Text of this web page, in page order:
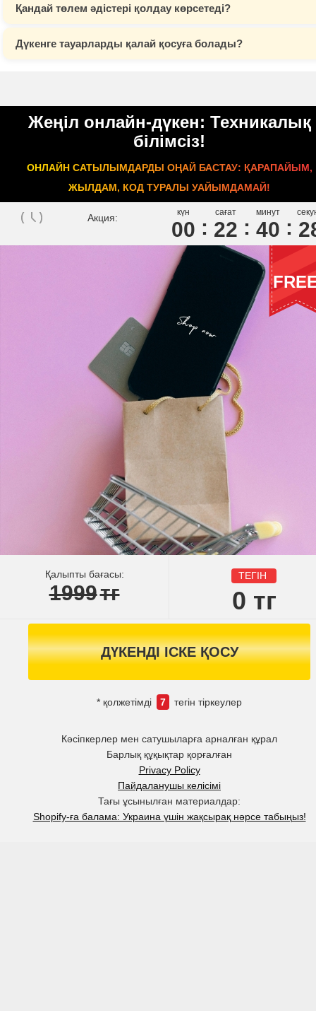
Қандай төлем әдістері қолдау көрсетеді?
Дүкенге тауарларды қалай қосуға болады?
Жеңіл онлайн-дүкен: Техникалық
білімсіз!
ОНЛАЙН САТЫЛЫМДАРДЫ ОҢАЙ БАСТАУ: ҚАРАПАЙЫМ,
ЖЫЛДАМ, КОД ТУРАЛЫ УАЙЫМДАМАЙ!
Акция: күн
00
сағат
22
минут
40 2
Қалыпты бағасы:
1999тг
ТЕГІН
0 тг
ДҮКЕНДІ ІСКЕ ҚОСУ
* қолжетімді 7 тегін тіркеулер
Кәсіпкерлер мен сатушыларға арналған құрал
Барлық құқықтар қорғалған
Privacy Policy
Пайдаланушы келісімі
Тағы ұсынылған материалдар:
Shopify-ға балама: Украина үшін жақсырақ нәрсе табыңыз!